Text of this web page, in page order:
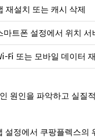
재설치 또는 캐시 삭제
마트폰 설정에서 위치 서
Fi 또는 모바일 데이터
원인을 파악하고 실질
정에서 쿠팡플렉스의